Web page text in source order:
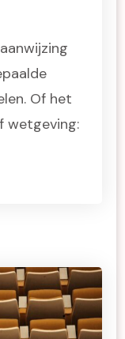
Of het
wetgeving: